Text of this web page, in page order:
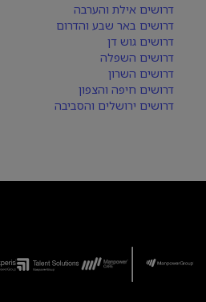
דרושים אילת והערבה
דרושים באר שבע והדרום
דרושים גוש דן
דרושים השפלה
דרושים השרון
דרושים חיפה והצפון
דרושים ירושלים והסביבה